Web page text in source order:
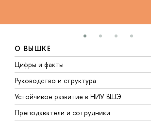
О ВЫШКЕ
Цифры и факты
Руководство и структура
Устойчивое развитие в НИУ ВШЭ
Преподаватели и сотрудники